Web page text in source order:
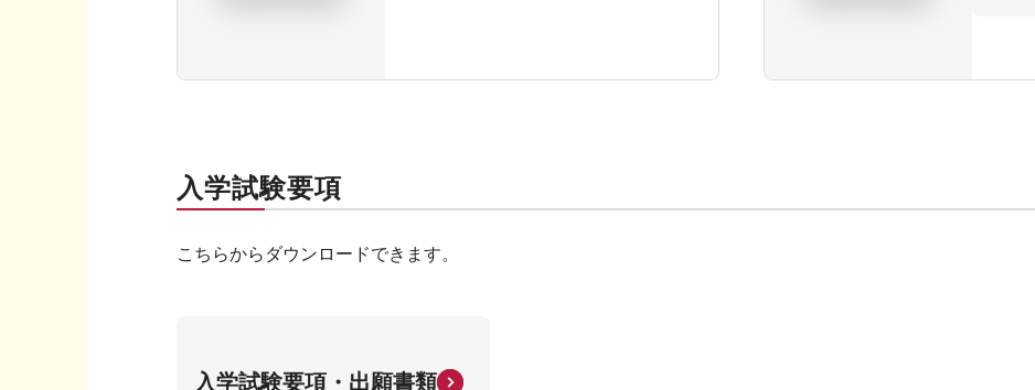
入学試験要項
こちらからダウンロードできます。
入学試験要項・出願書類